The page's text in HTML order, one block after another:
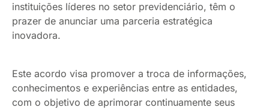
instituições líderes no setor previdenciário, têm o
prazer de anunciar uma parceria estratégica
inovadora.
Este acordo visa promover a troca de informações,
conhecimentos e experiências entre as entidades,
com o objetivo de aprimorar continuamente seus